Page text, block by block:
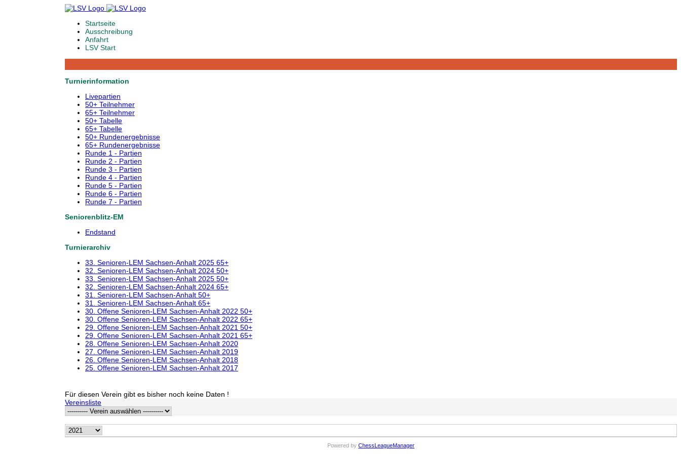
Startseite
Ausschreibung
Anfahrt
LSV Start
Turnierinformation
Livepartien
50+ Teilnehmer
65+ Teilnehmer
50+ Tabelle
65+ Tabelle
50+ Rundenergebnisse
65+ Rundenergebnisse
Runde 1 - Partien
Runde 2 - Partien
Runde 3 - Partien
Runde 4 - Partien
Runde 5 - Partien
Runde 6 - Partien
Runde 7 - Partien
Seniorenblitz-EM
Endstand
Turnierarchiv
33. Senioren-LEM Sachsen-Anhalt 2025 65+
32. Senioren-LEM Sachsen-Anhalt 2024 50+
33. Senioren-LEM Sachsen-Anhalt 2025 50+
32. Senioren-LEM Sachsen-Anhalt 2024 65+
31. Senioren-LEM Sachsen-Anhalt 50+
31. Senioren-LEM Sachsen-Anhalt 65+
30. Offene Senioren-LEM Sachsen-Anhalt 2022 50+
30. Offene Senioren-LEM Sachsen-Anhalt 2022 65+
29. Offene Senioren-LEM Sachsen-Anhalt 2021 50+
29. Offene Senioren-LEM Sachsen-Anhalt 2021 65+
28. Offene Senioren-LEM Sachsen-Anhalt 2020
27. Offene Senioren-LEM Sachsen-Anhalt 2019
26. Offene Senioren-LEM Sachsen-Anhalt 2018
25. Offene Senioren-LEM Sachsen-Anhalt 2017
Für diesen Verein gibt es bisher noch keine Daten !
Vereinsliste
Powered by ChessLeagueManager